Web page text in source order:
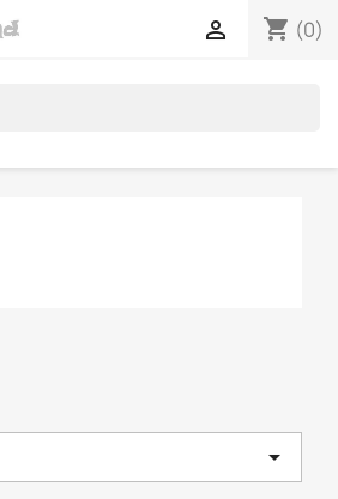
shopping_cart (0)

